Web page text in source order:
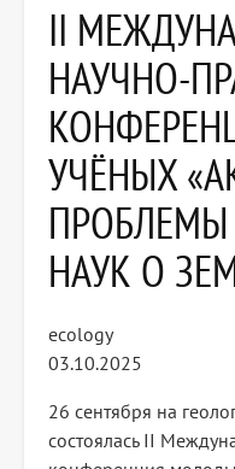
II
НАУЧНО-
УЧЁНЫХ
НАУК О
ecology
03.10.2025
26 сентября на
состоялась II